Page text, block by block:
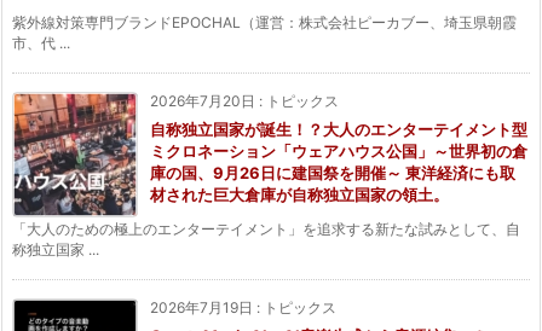
紫外線対策専門ブランドEPOCHAL（運営：株式会社ピーカブー、埼玉県朝霞
市、代 ...
2026年7月20日 : トピックス
自称独立国家が誕生！？大人のエンターテイメント型
ミクロネーション「ウェアハウス公国」～世界初の倉
庫の国、9月26日に建国祭を開催～ 東洋経済にも取
材された巨大倉庫が自称独立国家の領土。
「大人のための極上のエンターテイメント」を追求する新たな試みとして、自
称独立国家 ...
2026年7月19日 : トピックス